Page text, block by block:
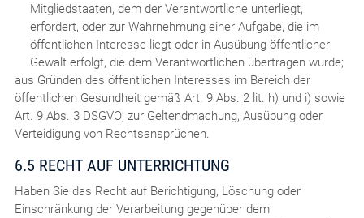
Mitgliedstaaten, dem der Verantwortliche unterliegt,
erfordert, oder zur Wahrnehmung einer Aufgabe, die im
öffentlichen Interesse liegt oder in Ausübung öffentlicher
Gewalt erfolgt, die dem Verantwortlichen übertragen wurde;
aus Gründen des öffentlichen Interesses im Bereich der
öffentlichen Gesundheit gemäß Art. 9 Abs. 2 lit. h) und i) sowie
Art. 9 Abs. 3 DSGVO; zur Geltendmachung, Ausübung oder
Verteidigung von Rechtsansprüchen.
6.5 RECHT AUF UNTERRICHTUNG
Haben Sie das Recht auf Berichtigung, Löschung oder
Einschränkung der Verarbeitung gegenüber dem